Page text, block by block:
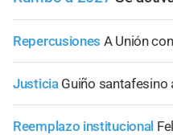
Repercusiones A Unión
Justicia Guiño santafesino
Reemplazo institucional